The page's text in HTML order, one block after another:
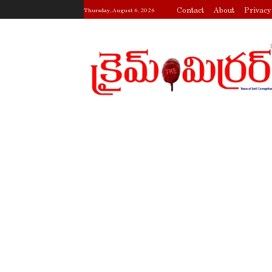
Thursday, August 6, 2026 Contact About Privacy